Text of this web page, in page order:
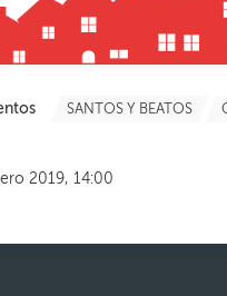
SANTOS Y BEATOS
2019, 14:00